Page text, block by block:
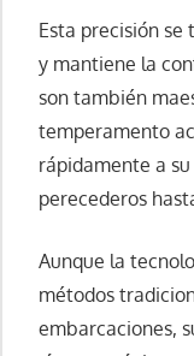
Esta precisión
y mantiene la
son también
temperamento
rápidamente a
perecederos
Aunque la
métodos
embarcaciones,